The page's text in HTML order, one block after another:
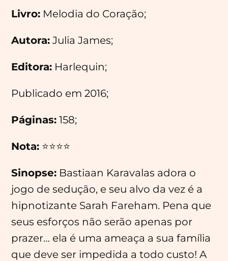
Livro: Melodia do Coração;
Autora: Julia James;
Editora: Harlequin;
Publicado em 2016;
Páginas: 158;
Nota: ⭐⭐⭐⭐
Sinopse: Bastiaan Karavalas adora o
jogo de sedução, e seu alvo da vez é a
hipnotizante Sarah Fareham. Pena que
seus esforços não serão apenas por
prazer… ela é uma ameaça a sua família
que deve ser impedida a todo custo! A